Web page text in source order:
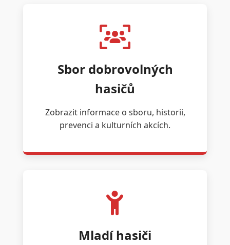
Sbor dobrovolných
hasičů
Zobrazit informace o sboru, historii,
prevenci a kulturních akcích.
Mladí hasiči